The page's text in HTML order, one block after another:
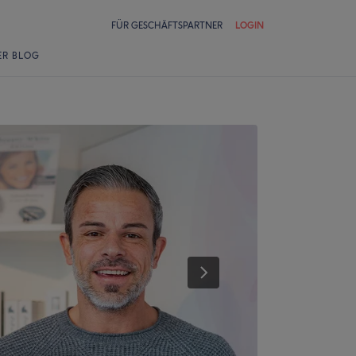
FÜR GESCHÄFTSPARTNER LOGIN
BLOG